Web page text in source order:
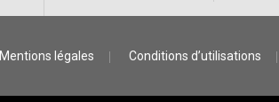
Mentions légales Conditions d’utilisations